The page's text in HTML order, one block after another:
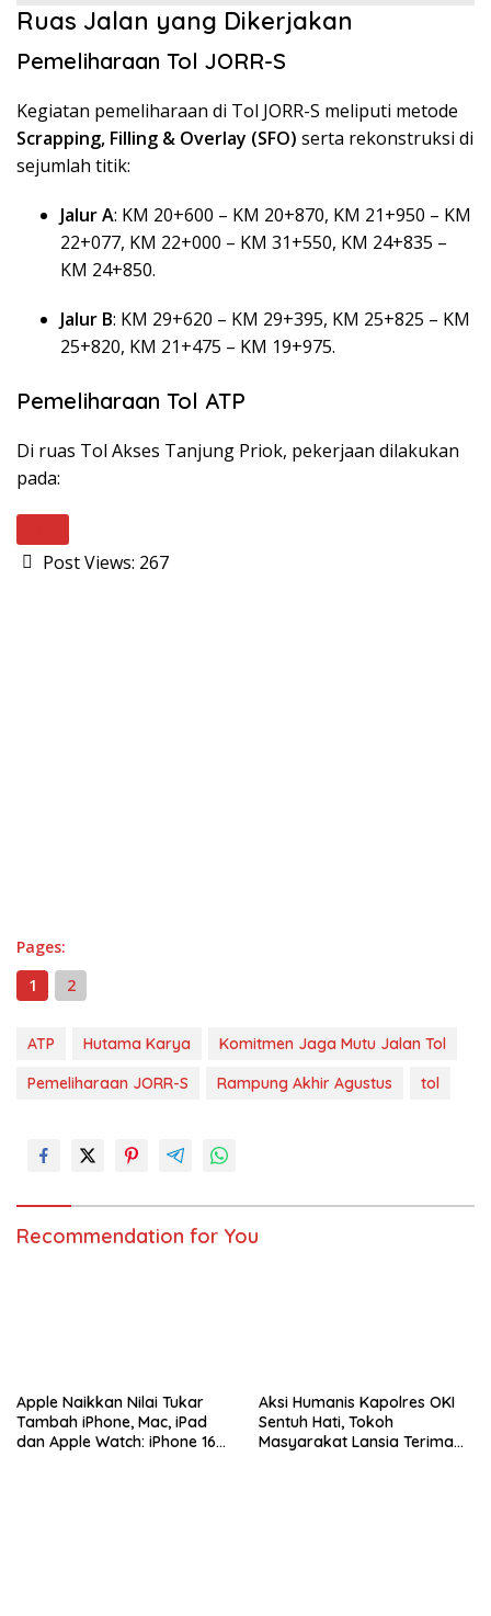
Ruas Jalan yang Dikerjakan
Pemeliharaan Tol JORR-S
Kegiatan pemeliharaan di Tol JORR-S meliputi metode
Scrapping, Filling & Overlay (SFO) serta rekonstruksi di
sejumlah titik:
Jalur A: KM 20+600 – KM 20+870, KM 21+950 – KM
22+077, KM 22+000 – KM 31+550, KM 24+835 –
KM 24+850.
Jalur B: KM 29+620 – KM 29+395, KM 25+825 – KM
25+820, KM 21+475 – KM 19+975.
Pemeliharaan Tol ATP
Di ruas Tol Akses Tanjung Priok, pekerjaan dilakukan
pada:
Post Views: 267
Pages:
1
2
ATP Hutama Karya
Komitmen Jaga Mutu Jalan Tol
Pemeliharaan JORR-S
Rampung Akhir Agustus tol
Recommendation for You
Apple Naikkan Nilai Tukar
Tambah iPhone, Mac, iPad
dan Apple Watch: iPhone 16
Aksi Humanis Kapolres OKI
Sentuh Hati, Tokoh
Masyarakat Lansia Terima